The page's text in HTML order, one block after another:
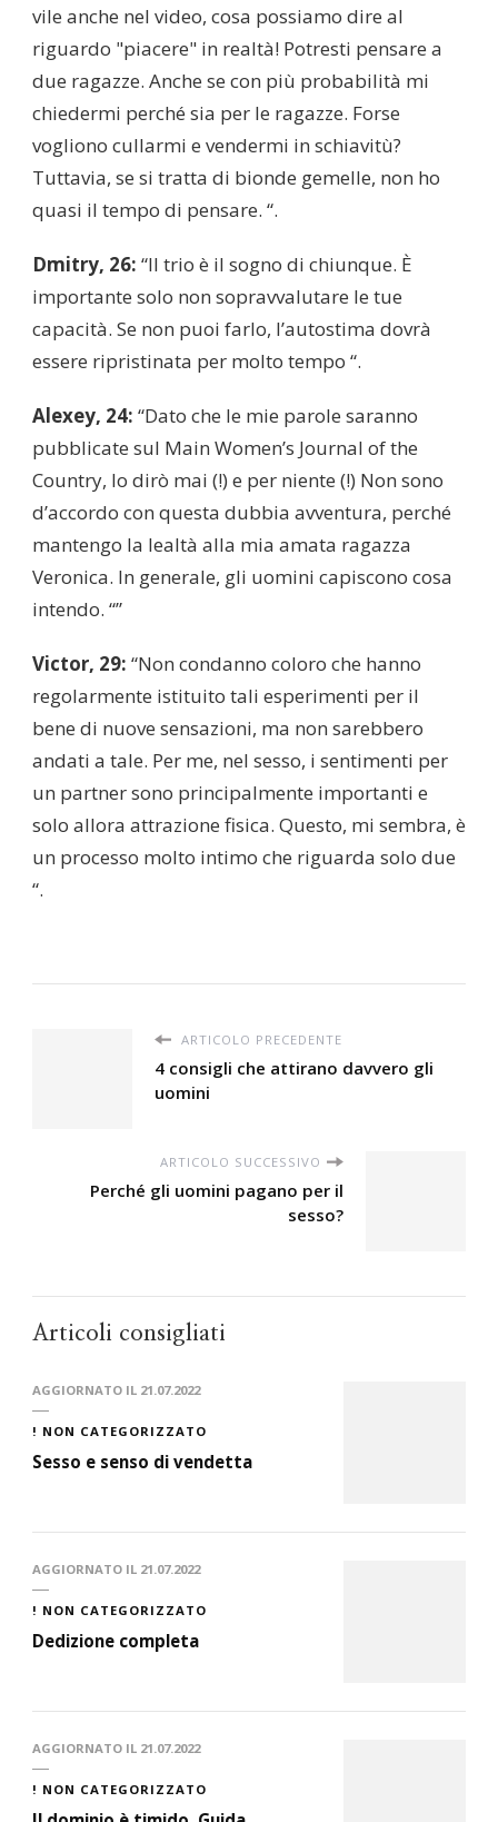
vile anche nel video, cosa possiamo dire al
riguardo "piacere" in realtà! Potresti pensare a
due ragazze. Anche se con più probabilità mi
chiedermi perché sia ​​per le ragazze. Forse
vogliono cullarmi e vendermi in schiavitù?
Tuttavia, se si tratta di bionde gemelle, non ho
quasi il tempo di pensare. “.
Dmitry, 26: “Il trio è il sogno di chiunque. È
importante solo non sopravvalutare le tue
capacità. Se non puoi farlo, l’autostima dovrà
essere ripristinata per molto tempo “.
Alexey, 24: “Dato che le mie parole saranno
pubblicate sul Main Women’s Journal of the
Country, lo dirò mai (!) e per niente (!) Non sono
d’accordo con questa dubbia avventura, perché
mantengo la lealtà alla mia amata ragazza
Veronica. In generale, gli uomini capiscono cosa
intendo. “”
Victor, 29: “Non condanno coloro che hanno
regolarmente istituito tali esperimenti per il
bene di nuove sensazioni, ma non sarebbero
andati a tale. Per me, nel sesso, i sentimenti per
un partner sono principalmente importanti e
solo allora attrazione fisica. Questo, mi sembra, è
un processo molto intimo che riguarda solo due
“.
ARTICOLO PRECEDENTE
4 consigli che attirano davvero gli
uomini
ARTICOLO SUCCESSIVO
Perché gli uomini pagano per il
sesso?
Articoli consigliati
AGGIORNATO IL 21.07.2022
! NON CATEGORIZZATO
Sesso e senso di vendetta
AGGIORNATO IL 21.07.2022
! NON CATEGORIZZATO
Dedizione completa
AGGIORNATO IL 21.07.2022
! NON CATEGORIZZATO